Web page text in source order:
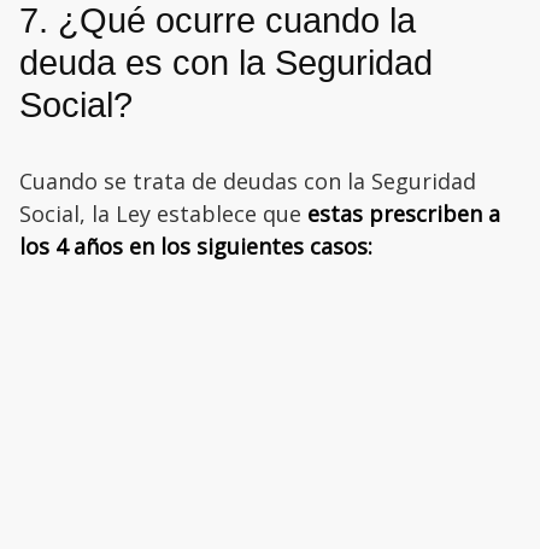
7. ¿Qué ocurre cuando la
deuda es con la Seguridad
Social?
Cuando se trata de deudas con la Seguridad
Social, la Ley establece que estas prescriben a
los 4 años en los siguientes casos: